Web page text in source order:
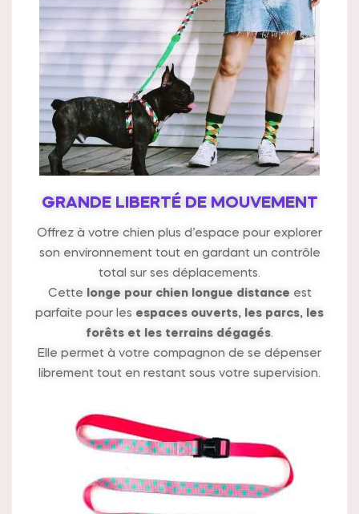
GRANDE LIBERTÉ DE MOUVEMENT
Offrez à votre chien plus d’espace pour explorer
son environnement tout en gardant un contrôle
total sur ses déplacements.
Cette
longe pour chien longue distance est
parfaite pour les espaces ouverts, les parcs, les
forêts et les terrains dégagés.
Elle permet à votre compagnon de se dépenser
librement tout en restant sous votre supervision.